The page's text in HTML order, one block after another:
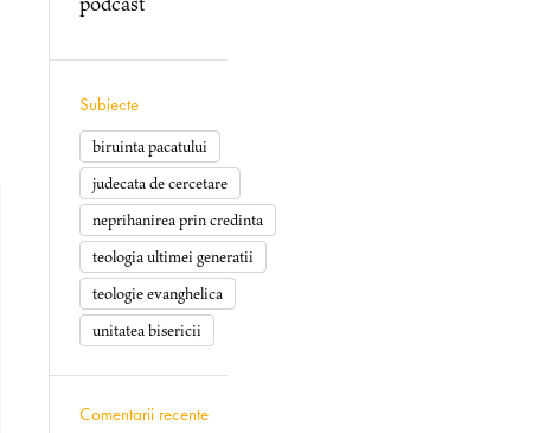
Subiecte
biruinta pacatului
judecata de cercetare
neprihanirea prin credinta
teologia ultimei generatii
teologie evanghelica
unitatea bisericii
Comentarii recente